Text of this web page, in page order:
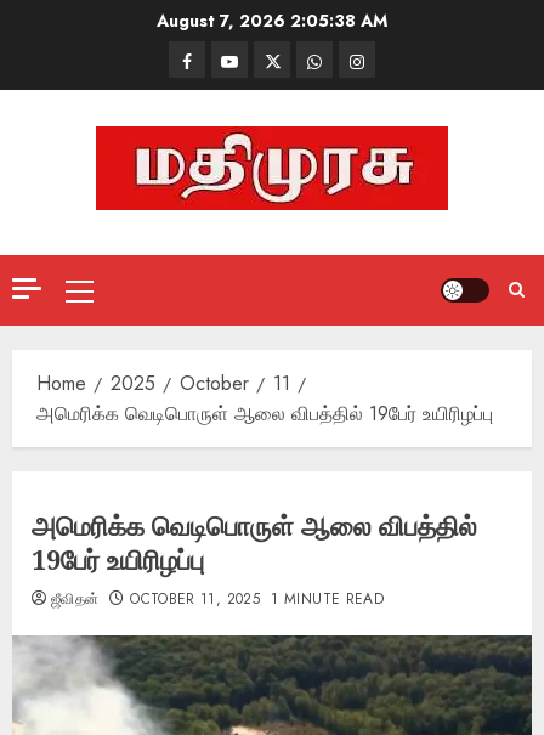
August 7, 2026 2:05:39 AM
FacebookMathemurasu
TV
TwitterWhatsAppInstagram
Primary
Menu
Home 2025 October
11
அமெரிக்க வெடிபொருள் ஆலை விபத்தில் 19பேர் உயிரிழப்பு
அமெரிக்க வெடிபொருள் ஆலை விபத்தில்
19பேர் உயிரிழப்பு
ஜீவிதன் OCTOBER 11, 2025 1 MINUTE READ